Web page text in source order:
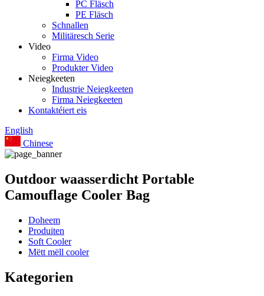
PC Fläsch
PE Fläsch
Schnallen
Militäresch Serie
Video
Firma Video
Produkter Video
Neiegkeeten
Industrie Neiegkeeten
Firma Neiegkeeten
Kontaktéiert eis
English
Chinese
Outdoor waasserdicht Portable
Camouflage Cooler Bag
Doheem
Produiten
Soft Cooler
Mëtt mëll cooler
Kategorien